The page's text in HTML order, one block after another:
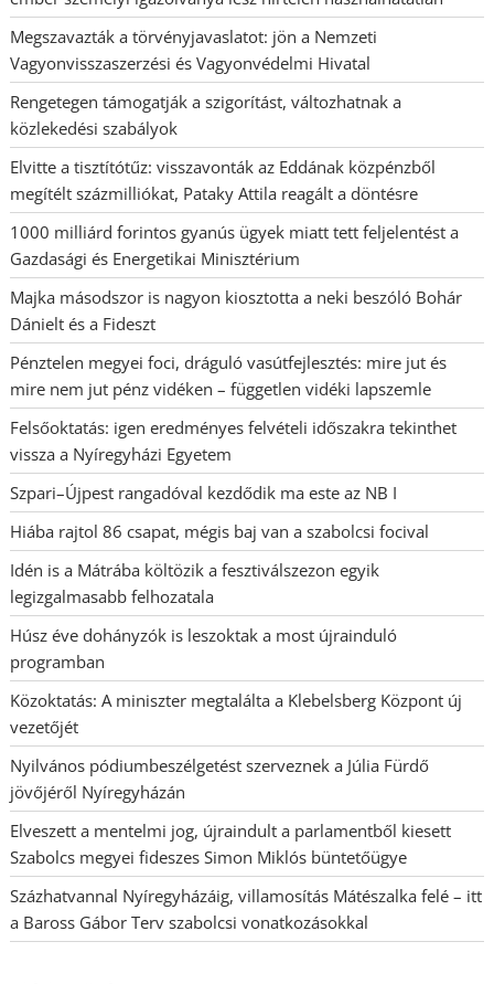
Megszavazták a törvényjavaslatot: jön a Nemzeti
Vagyonvisszaszerzési és Vagyonvédelmi Hivatal
Rengetegen támogatják a szigorítást, változhatnak a
közlekedési szabályok
Elvitte a tisztítótűz: visszavonták az Eddának közpénzből
megítélt százmilliókat, Pataky Attila reagált a döntésre
1000 milliárd forintos gyanús ügyek miatt tett feljelentést a
Gazdasági és Energetikai Minisztérium
Majka másodszor is nagyon kiosztotta a neki beszóló Bohár
Dánielt és a Fideszt
Pénztelen megyei foci, dráguló vasútfejlesztés: mire jut és
mire nem jut pénz vidéken – független vidéki lapszemle
Felsőoktatás: igen eredményes felvételi időszakra tekinthet
vissza a Nyíregyházi Egyetem
Szpari–Újpest rangadóval kezdődik ma este az NB I
Hiába rajtol 86 csapat, mégis baj van a szabolcsi focival
Idén is a Mátrába költözik a fesztiválszezon egyik
legizgalmasabb felhozatala
Húsz éve dohányzók is leszoktak a most újrainduló
programban
Közoktatás: A miniszter megtalálta a Klebelsberg Központ új
vezetőjét
Nyilvános pódiumbeszélgetést szerveznek a Júlia Fürdő
jövőjéről Nyíregyházán
Elveszett a mentelmi jog, újraindult a parlamentből kiesett
Szabolcs megyei fideszes Simon Miklós büntetőügye
Százhatvannal Nyíregyházáig, villamosítás Mátészalka felé – itt
a Baross Gábor Terv szabolcsi vonatkozásokkal